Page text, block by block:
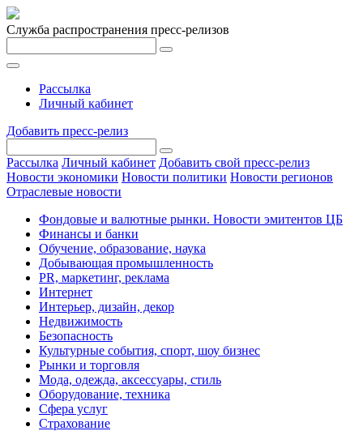
Служба распространения пресс-релизов
Рассылка
Личный кабинет
Добавить пресс-релиз
Рассылка Личный кабинет Добавить свой пресс-релиз
Новости экономики Новости политики Новости регионов
Отраслевые новости
Фондовые и валютные рынки. Новости эмитентов ЦБ
Финансы и банки
Обучение, образование, наука
Добывающая промышленность
PR, маркетинг, реклама
Интернет
Интерьер, дизайн, декор
Недвижимость
Безопасность
Культурные события, спорт, шоу бизнес
Рынки и торговля
Мода, одежда, аксессуары, стиль
Оборудование, техника
Сфера услуг
Страхование